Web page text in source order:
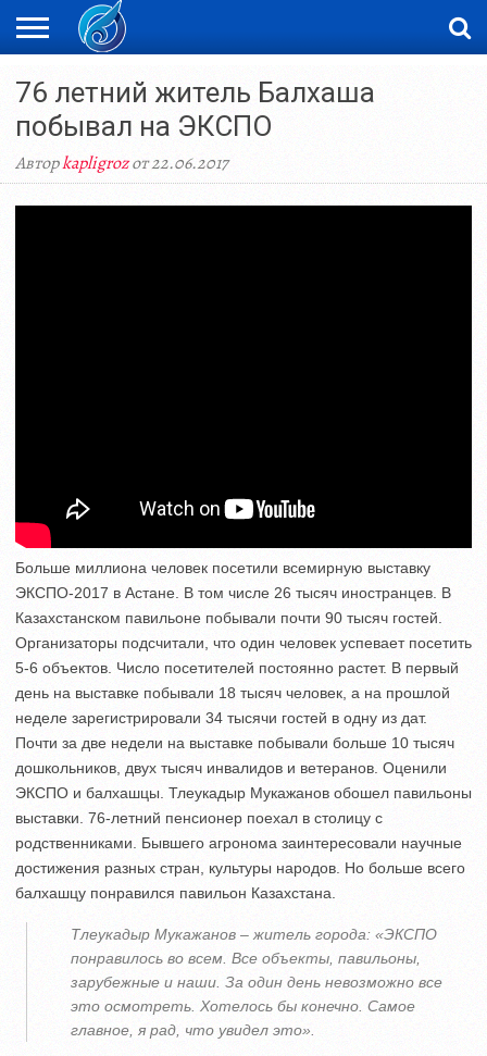
ЖАҢАЛЫҚТАР
НОВОСТИ
ВИДЕО
ФОТОРЕПОРТАЖИ
ОРКЕН
76 летний житель Балхаша
побывал на ЭКСПО
Авторkapligrozот 22.06.2017
Больше миллиона человек посетили всемирную выставку
ЭКСПО-2017 в Астане. В том числе 26 тысяч иностранцев. В
Казахстанском павильоне побывали почти 90 тысяч гостей.
Организаторы подсчитали, что один человек успевает посетить
5-6 объектов. Число посетителей постоянно растет. В первый
день на выставке побывали 18 тысяч человек, а на прошлой
неделе зарегистрировали 34 тысячи гостей в одну из дат.
Почти за две недели на выставке побывали больше 10 тысяч
дошкольников, двух тысяч инвалидов и ветеранов. Оценили
ЭКСПО и балхашцы. Тлеукадыр Мукажанов обошел павильоны
выставки. 76-летний пенсионер поехал в столицу с
родственниками. Бывшего агронома заинтересовали научные
достижения разных стран, культуры народов. Но больше всего
балхашцу понравился павильон Казахстана.
Тлеукадыр Мукажанов – житель города: «ЭКСПО
понравилось во всем. Все объекты, павильоны,
зарубежные и наши. За один день невозможно все
это осмотреть. Хотелось бы конечно. Самое
главное, я рад, что увидел это».